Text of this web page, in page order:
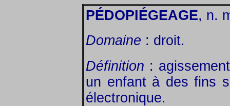
PÉDOPIÉGEAGE, n.
Domaine : droit.
Définition :
un enfant à des fins
électronique.